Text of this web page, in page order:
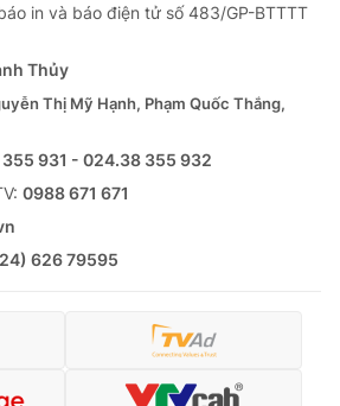
in và báo điện tử số 483/GP-BTTTT
Thủy
Thị Mỹ Hạnh, Phạm Quốc Thắng,
931 - 024.38 355 932
0988 671 671
626 79595